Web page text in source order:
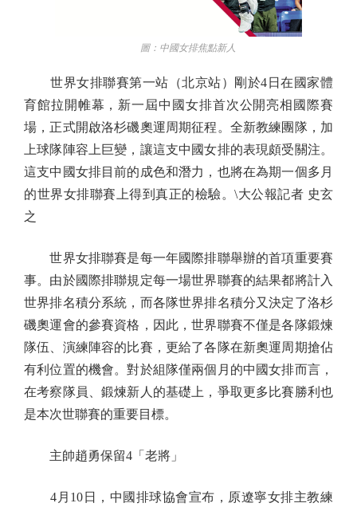
圖：中國女排焦點新人
世界女排聯賽第一站（北京站）剛於4日在國家體
育館拉開帷幕，新一屆中國女排首次公開亮相國際賽
場，正式開啟洛杉磯奧運周期征程。全新教練團隊，加
上球隊陣容上巨變，讓這支中國女排的表現頗受關注。
這支中國女排目前的成色和潛力，也將在為期一個多月
的世界女排聯賽上得到真正的檢驗。\大公報記者 史玄
之
世界女排聯賽是每一年國際排聯舉辦的首項重要賽
事。由於國際排聯規定每一場世界聯賽的結果都將計入
世界排名積分系統，而各隊世界排名積分又決定了洛杉
磯奧運會的參賽資格，因此，世界聯賽不僅是各隊鍛煉
隊伍、演練陣容的比賽，更給了各隊在新奧運周期搶佔
有利位置的機會。對於組隊僅兩個月的中國女排而言，
在考察隊員、鍛煉新人的基礎上，爭取更多比賽勝利也
是本次世聯賽的重要目標。
主帥趙勇保留4「老將」
4月10日，中國排球協會宣布，原遼寧女排主教練